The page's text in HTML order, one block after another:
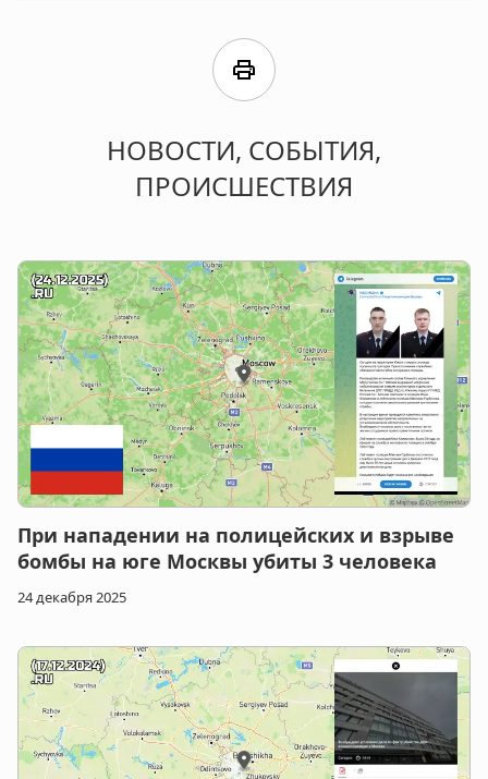
print
НОВОСТИ, СОБЫТИЯ,
ПРОИСШЕСТВИЯ
При нападении на полицейских и взрыве
бомбы на юге Москвы убиты 3 человека
24 декабря 2025